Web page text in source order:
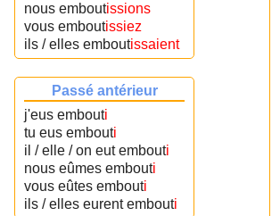
nous emboutissions
vous emboutissiez
ils / elles emboutissaient
Passé antérieur
j'eus embouti
tu eus embouti
il / elle / on eut embouti
nous eûmes embouti
vous eûtes embouti
ils / elles eurent embouti